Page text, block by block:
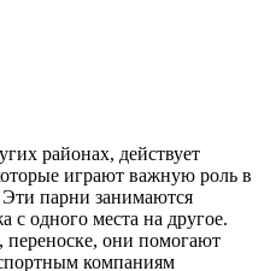
районах, действует
играют важную роль в
Эти парни занимаются
с одного места на другое.
переноске, они помогают
компаниям